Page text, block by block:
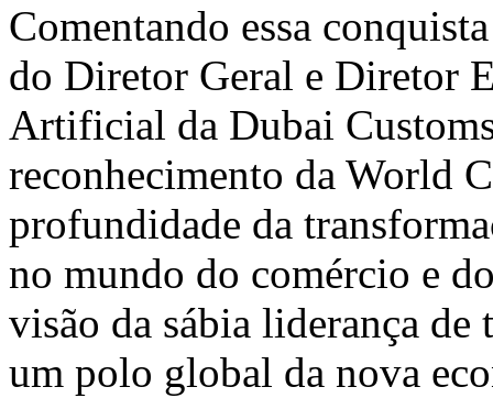
Comentando essa
do Diretor Geral e Diretor
Artificial da Dubai
reconhecimento da World
profundidade da
no mundo do comércio e
visão da sábia liderança
um polo global da nova